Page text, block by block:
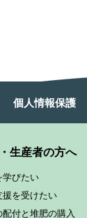
個人情報保護
生産者の方へ
学びたい
援を受けたい
配付と堆肥の購入